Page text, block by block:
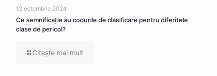
12 octombrie 2024
Ce semnificaţie au codurile de clasificare pentru diferitele
clase de pericol?
Citeşte mai mult